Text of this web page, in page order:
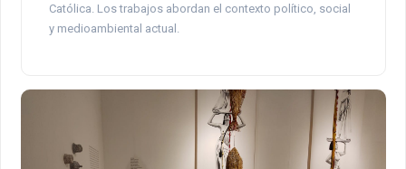
Católica. Los trabajos abordan el contexto político, social
y medioambiental actual.